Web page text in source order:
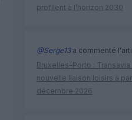
profilent à l’horizon 2030
@Serge13a commenté
Bruxelles–Porto :
nouvelle liaison loisirs à
décembre 2026